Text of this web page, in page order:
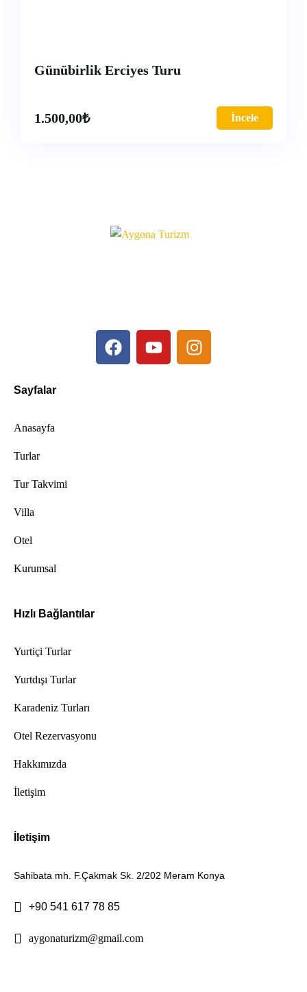
Günübirlik Erciyes Turu
1.500,00₺ İncele
Sayfalar
Anasayfa
Turlar
Tur Takvimi
Villa
Otel
Kurumsal
Hızlı Bağlantılar
Yurtiçi Turlar
Yurtdışı Turlar
Karadeniz Turları
Otel Rezervasyonu
Hakkımızda
İletişim
İletişim
Sahibata mh. F.Çakmak Sk. 2/202 Meram Konya
+90 541 617 78 85
aygonaturizm@gmail.com